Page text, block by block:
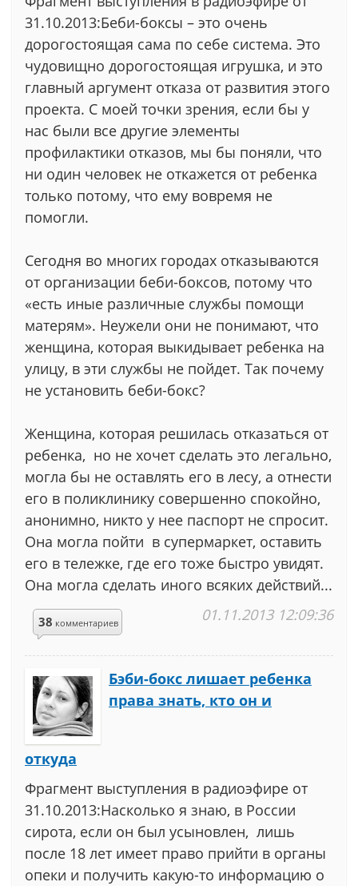
31.10.2013:Беби-боксы – это очень
дорогостоящая сама по себе система. Это
чудовищно дорогостоящая игрушка, и это
главный аргумент отказа от развития этого
проекта. С моей точки зрения, если бы у
нас были все другие элементы
профилактики отказов, мы бы поняли, что
ни один человек не откажется от ребенка
только потому, что ему вовремя не
помогли.
Сегодня во многих городах отказываются
от организации беби-боксов, потому что
«есть иные различные службы помощи
матерям». Неужели они не понимают, что
женщина, которая выкидывает ребенка на
улицу, в эти службы не пойдет. Так почему
не установить беби-бокс?
Женщина, которая решилась отказаться от
ребенка, но не хочет сделать это легально,
могла бы не оставлять его в лесу, а отнести
его в поликлинику совершенно спокойно,
анонимно, никто у нее паспорт не спросит.
Она могла пойти в супермаркет, оставить
его в тележке, где его тоже быстро увидят.
Она могла сделать иного всяких действий...
38 комментариев 01.11.2013 12:09:36
Бэби-бокс лишает ребенка
права знать, кто он и
откуда
Фрагмент выступления в радиоэфире от
31.10.2013:Насколько я знаю, в России
сирота, если он был усыновлен, лишь
после 18 лет имеет право прийти в органы
опеки и получить какую-то информацию о